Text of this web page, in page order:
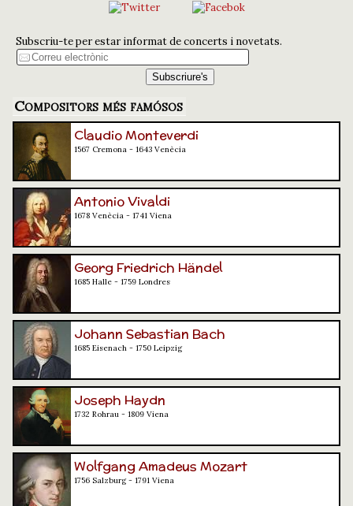
Subscriu-te per estar informat de concerts i novetats.
Compositors més famósos
Claudio Monteverdi
1567 Cremona - 1643 Venècia
Antonio Vivaldi
1678 Venècia - 1741 Viena
Georg Friedrich Händel
1685 Halle - 1759 Londres
Johann Sebastian Bach
1685 Eisenach - 1750 Leipzig
Joseph Haydn
1732 Rohrau - 1809 Viena
Wolfgang Amadeus Mozart
1756 Salzburg - 1791 Viena